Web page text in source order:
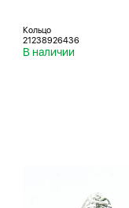
Кольцо
21238926436
В наличии